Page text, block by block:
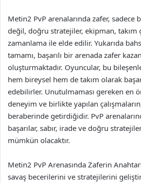
Metin2 PvP arenalarında zafer, sadece
değil, doğru stratejiler, ekipman, takım
zamanlama ile elde edilir. Yukarıda
tamamı, başarılı bir arenada zafer
oluşturmaktadır. Oyuncular, bu
hem bireysel hem de takım olarak
edebilirler. Unutulmaması gereken en
deneyim ve birlikte yapılan
beraberinde getirdiğidir. PvP
başarılar, sabır, irade ve doğru
mümkün olacaktır.
Metin2 PvP Arenasında Zaferin
savaş becerilerini ve stratejilerini